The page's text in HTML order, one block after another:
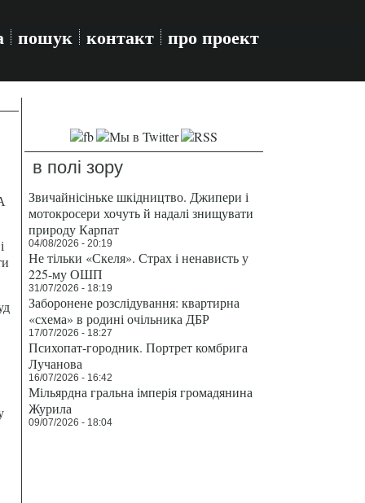
пошук контакт про проект
в полі зору
Звичайнісіньке шкідництво. Джипери і
мотокросери хочуть й надалі знищувати
природу Карпат
04/08/2026 - 20:19
Не тільки «Скеля». Страх і ненависть у
225-му ОШП
31/07/2026 - 18:19
Заборонене розслідування: квартирна
«схема» в родині очільника ДБР
17/07/2026 - 18:27
Психопат-городник. Портрет комбрига
Лучанова
16/07/2026 - 16:42
Мільярдна гральна імперія громадянина
Журила
09/07/2026 - 18:04